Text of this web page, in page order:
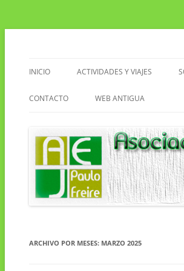
Saltar
INICIO ACTIVIDADES Y VIAJES
VIAJES
EXCURSIONES
SENDERISMO
CLUB DE LECTURA
CONTACTO WEB ANTIGUA
ARCHIVO POR MESES: MARZO 2025